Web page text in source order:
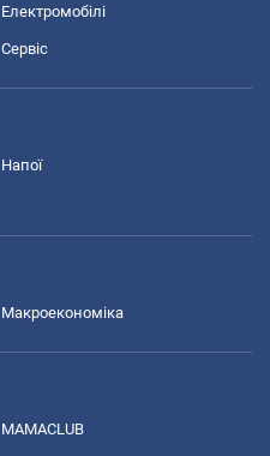
Електромобілі
Сервіс
Напої
Макроекономіка
MAMACLUB